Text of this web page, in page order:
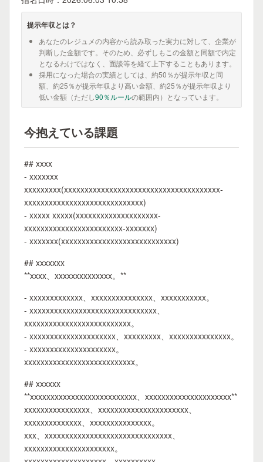
提示年収とは？
あなたのレジュメの内容から読み取った実力に対して、企業が
判断した金額です。そのため、必ずしもこの金額と同額で内定
となるわけではなく、面談等を経て上下することもあります。
採用になった場合の実績としては、約50％が提示年収と同
額、約25％が提示年収より高い金額、約25％が提示年収より
低い金額（ただし90％ルールの範囲内）となっています。
今抱えている課題
## xxxx
- xxxxxxx
xxxxxxxxx(xxxxxxxxxxxxxxxxxxxxxxxxxxxxxxxxxxxxxx-
xxxxxxxxxxxxxxxxxxxxxxxxxxxxx)
- xxxxx xxxxx(xxxxxxxxxxxxxxxxxxxx-
xxxxxxxxxxxxxxxxxxxxxxxx-xxxxxxx)
- xxxxxxx(xxxxxxxxxxxxxxxxxxxxxxxxxxxx)
## xxxxxxx
**xxxx、xxxxxxxxxxxxxx。**
- xxxxxxxxxxxxx、xxxxxxxxxxxxxxx、xxxxxxxxxxx。
- xxxxxxxxxxxxxxxxxxxxxxxxxxxxxxx、
xxxxxxxxxxxxxxxxxxxxxxxxxx。
- xxxxxxxxxxxxxxxxxxxxx、xxxxxxxxx、xxxxxxxxxxxxxxx。
- xxxxxxxxxxxxxxxxxxxxx。
xxxxxxxxxxxxxxxxxxxxxxxxxxx。
## xxxxxx
**xxxxxxxxxxxxxxxxxxxxxxxxxx、xxxxxxxxxxxxxxxxxxxxx**
xxxxxxxxxxxxxxxx、xxxxxxxxxxxxxxxxxxxxxx、
xxxxxxxxxxxxxx、xxxxxxxxxxxxxxx。
xxx、xxxxxxxxxxxxxxxxxxxxxxxxxxxxxxx、
xxxxxxxxxxxxxxxxxxxxxx。